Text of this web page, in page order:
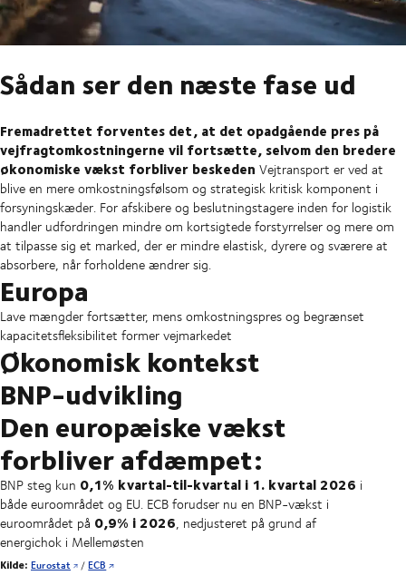
Sådan ser den næste fase ud
Fremadrettet forventes det, at det opadgående pres på
vejfragtomkostningerne vil fortsætte, selvom den bredere
økonomiske vækst forbliver beskeden Vejtransport er ved at
blive en mere omkostningsfølsom og strategisk kritisk komponent i
forsyningskæder. For afskibere og beslutningstagere inden for logistik
handler udfordringen mindre om kortsigtede forstyrrelser og mere om
at tilpasse sig et marked, der er mindre elastisk, dyrere og sværere at
absorbere, når forholdene ændrer sig.
Europa
Lave mængder fortsætter, mens omkostningspres og begrænset
kapacitetsfleksibilitet former vejmarkedet
Økonomisk kontekst
BNP-udvikling
Den europæiske vækst
forbliver afdæmpet:
BNP steg kun 0,1% kvartal-til-kvartal i 1. kvartal 2026 i
både euroområdet og EU. ECB forudser nu en BNP-vækst i
euroområdet på 0,9% i 2026, nedjusteret på grund af
energichok i Mellemøsten
Kilde: Eurostat /ECB